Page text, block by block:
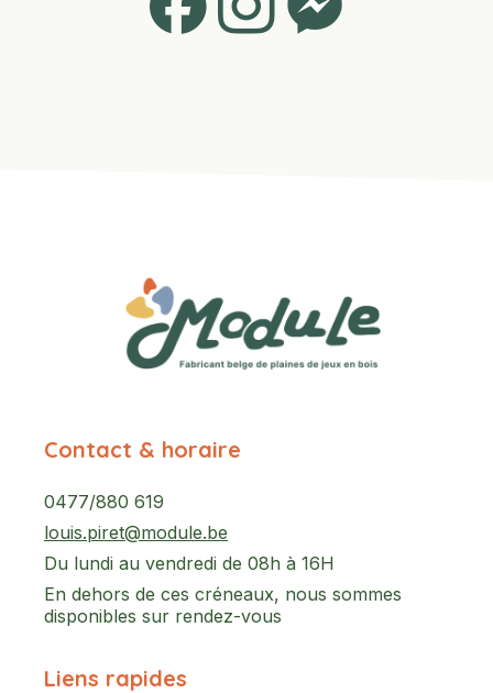
Contact & horaire
0477/880 619
louis.piret@module.be
Du lundi au vendredi de 08h à 16H
En dehors de ces créneaux, nous sommes
disponibles sur rendez-vous
Liens rapides